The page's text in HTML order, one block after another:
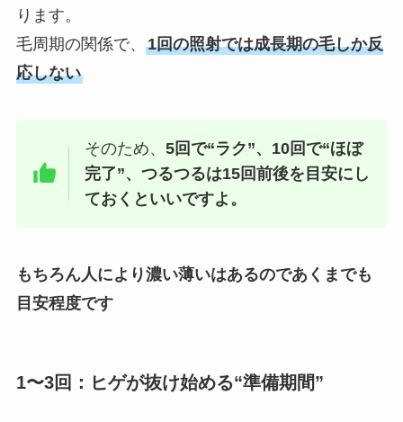
ります。
毛周期の関係で、 1回の照射では成長期の毛しか反
応しない
そのため、5回で“ラク”、10回で“ほぼ
完了”、つるつるは15回前後を目安にし
ておくといいですよ。
もちろん人により濃い薄いはあるのであくまでも
目安程度です
1〜3回：ヒゲが抜け始める“準備期間”